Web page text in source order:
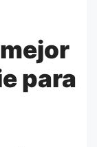
para